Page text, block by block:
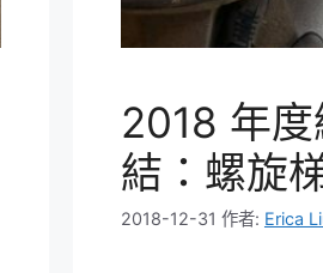
2018 年度
結：螺旋
2018-12-31 作者: Erica